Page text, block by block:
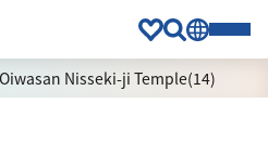
Oiwasan Nisseki-ji Temple(14)